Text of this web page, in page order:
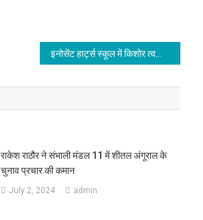
राकेश राठौर ने संभाली मंडल 11 में शीतल अंगूराल के
चुनाव प्रचार की कमान
July 2, 2024 admin